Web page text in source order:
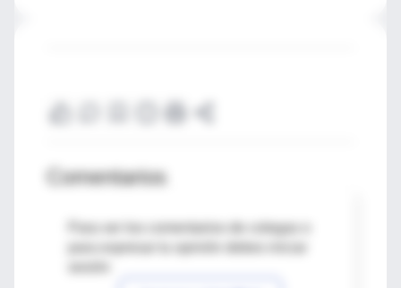
Comentarios
Para ver los comentarios de colegas o